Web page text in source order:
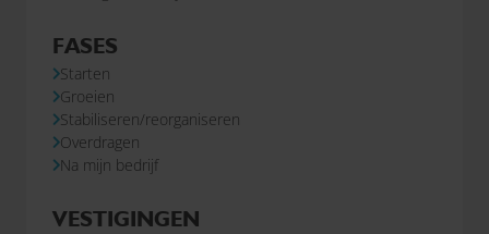
FASES
Starten
Groeien
Stabiliseren/reorganiseren
Overdragen
Na mijn bedrijf
VESTIGINGEN